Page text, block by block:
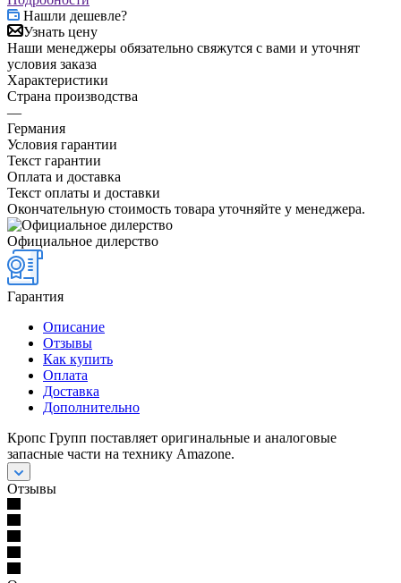
Нашли дешевле?
Узнать цену
Наши менеджеры обязательно свяжутся с вами и уточнят
условия заказа
Характеристики
Страна производства
—
Германия
Условия гарантии
Текст гарантии
Оплата и доставка
Текст оплаты и доставки
Окончательную стоимость товара уточняйте у менеджера.
Официальное дилерство
Гарантия
Описание
Отзывы
Как купить
Оплата
Доставка
Дополнительно
Кропс Групп поставляет оригинальные и аналоговые
запасные части на технику Amazone.
Отзывы